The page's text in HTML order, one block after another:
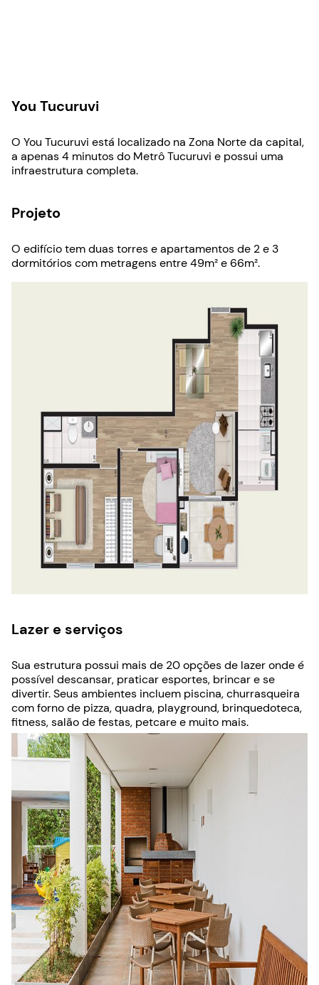
You Tucuruvi
O You Tucuruvi está localizado na Zona Norte da capital,
a apenas 4 minutos do Metrô Tucuruvi e possui uma
infraestrutura completa.
Projeto
O edifício tem duas torres e apartamentos de 2 e 3
dormitórios com metragens entre 49m² e 66m².
Lazer e serviços
Sua estrutura possui mais de 20 opções de lazer onde é
possível descansar, praticar esportes, brincar e se
divertir. Seus ambientes incluem piscina, churrasqueira
com forno de pizza, quadra, playground, brinquedoteca,
fitness, salão de festas, petcare e muito mais.